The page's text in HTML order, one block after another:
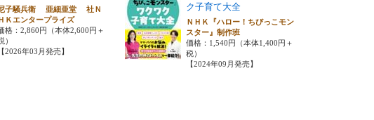
子騒兵衛 亜細亜堂 社Ｎ
Ｋエンタープライズ
格：2,860円（本体2,600円＋
）
【2026年03月発売】
ク子育て大全
ＮＨＫ『ハロー！ちびっこモン
スター』制作班
価格：1,540円（本体1,400円＋
税）
【2024年09月発売】